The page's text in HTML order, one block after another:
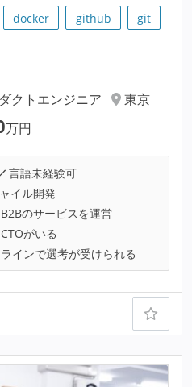
docker github
git
クトエンジニア
東京
万円
言語未経験可
イル開発
B2Bのサービスを運営
CTOがいる
インで選考が受けられる